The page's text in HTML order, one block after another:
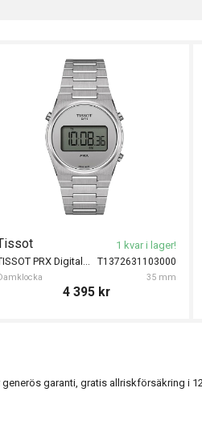
T1372631103000
35 mm
TISSOT PRX Digital 35mm
1 kvar i lager!
4 395 kr
garanti, gratis allriskförsäkring i